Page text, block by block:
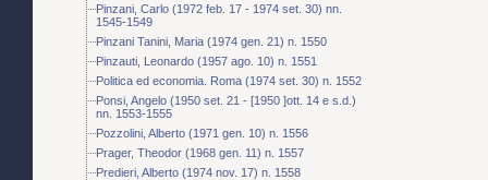
Pinzani, Carlo (1972 feb. 17 - 1974 set. 30) nn.
1545-1549
Pinzani Tanini, Maria (1974 gen. 21) n. 1550
Pinzauti, Leonardo (1957 ago. 10) n. 1551
Politica ed economia. Roma (1974 set. 30) n. 1552
Ponsi, Angelo (1950 set. 21 - [1950 ]ott. 14 e s.d.)
nn. 1553-1555
Pozzolini, Alberto (1971 gen. 10) n. 1556
Prager, Theodor (1968 gen. 11) n. 1557
Predieri, Alberto (1974 nov. 17) n. 1558